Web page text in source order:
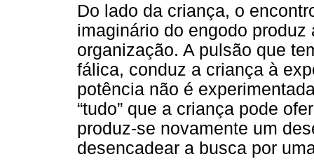
Do lado da criança, o
imaginário do engodo
organização. A pulsão que
fálica, conduz a criança à
potência não é
“tudo” que a criança pode
produz-se novamente um
desencadear a busca por